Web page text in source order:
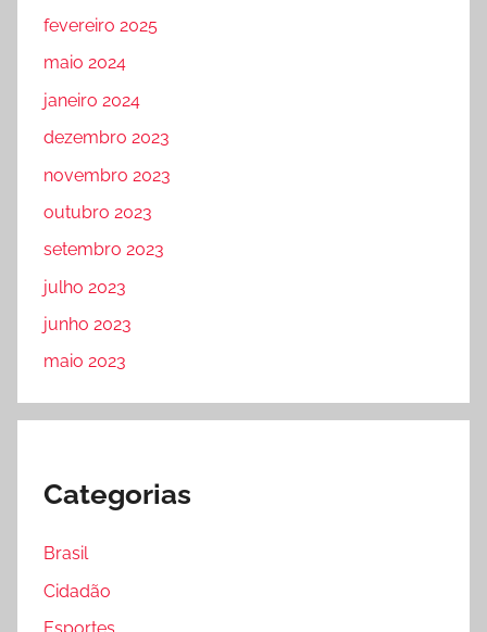
fevereiro 2025
maio 2024
janeiro 2024
dezembro 2023
novembro 2023
outubro 2023
setembro 2023
julho 2023
junho 2023
maio 2023
Categorias
Brasil
Cidadão